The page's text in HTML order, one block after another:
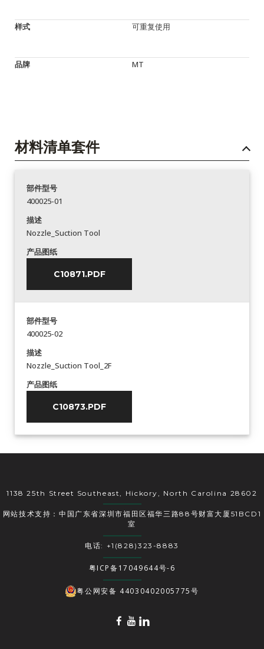
样式 可重复使用
品牌 MT
材料清单套件
部件型号
400025-01
描述
Nozzle_Suction Tool
产品图纸
C10871.PDF
部件型号
400025-02
描述
Nozzle_Suction Tool_2F
产品图纸
C10873.PDF
1138 25th Street Southeast, Hickory, North Carolina 28602
网站技术支持：中国广东省深圳市福田区福华三路88号财富大厦51BCD1
室
电话: +1(828)323-8883
粤ICP备17049644号-6
粤公网安备 44030402005775号